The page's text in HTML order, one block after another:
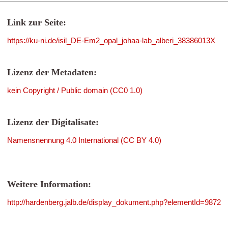
Link zur Seite:
https://ku-ni.de/isil_DE-Em2_opal_johaa-lab_alberi_38386013X
Lizenz der Metadaten:
kein Copyright / Public domain (CC0 1.0)
Lizenz der Digitalisate:
Namensnennung 4.0 International (CC BY 4.0)
Weitere Information:
http://hardenberg.jalb.de/display_dokument.php?elementId=9872